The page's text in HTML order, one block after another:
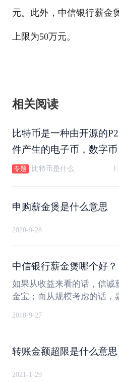
元。此外，中信银行薪金
上限为50万元。
相关阅读
比特币是一种由开源的
件产生的电子币，数字币
一种网络虚拟资产。比
专题 比特币是什么
申购薪金煲是什么意思
2020-9-28
中信银行薪金煲哪个好？
如果从收益来看的话，信诚
金宝；而从规模考虑的话，
本的中信银行薪金煲实际
2018-9-27
转账金额超限是什么意思
2021-1-29